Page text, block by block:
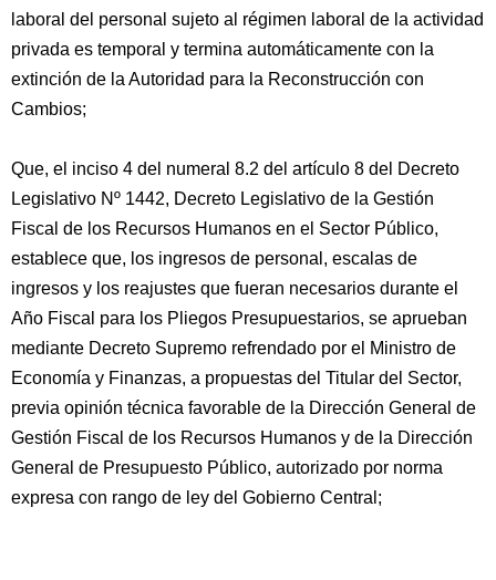
laboral del personal sujeto al régimen laboral de la actividad
privada es temporal y termina automáticamente con la
extinción de la Autoridad para la Reconstrucción con
Cambios;
Que, el inciso 4 del numeral 8.2 del artículo 8 del Decreto
Legislativo Nº 1442, Decreto Legislativo de la Gestión
Fiscal de los Recursos Humanos en el Sector Público,
establece que, los ingresos de personal, escalas de
ingresos y los reajustes que fueran necesarios durante el
Año Fiscal para los Pliegos Presupuestarios, se aprueban
mediante Decreto Supremo refrendado por el Ministro de
Economía y Finanzas, a propuestas del Titular del Sector,
previa opinión técnica favorable de la Dirección General de
Gestión Fiscal de los Recursos Humanos y de la Dirección
General de Presupuesto Público, autorizado por norma
expresa con rango de ley del Gobierno Central;